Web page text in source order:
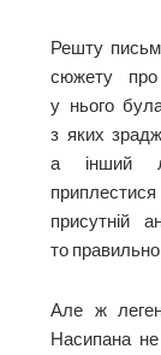
Решту
сюжету про
у нього
з яких
а інший
присутній
то
Але ж
Насипана не